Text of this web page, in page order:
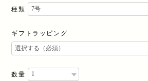
種類
ギフトラッピング
数量